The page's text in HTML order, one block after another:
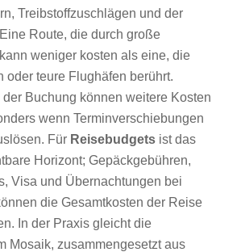
Treibstoffzuschlägen und der
Route, die durch große
weniger kosten als eine, die
oder teure Flughäfen berührt.
Buchung können weitere Kosten
wenn Terminverschiebungen
Für Reisebudgets ist das
Horizont; Gepäckgebühren,
Visa und Übernachtungen bei
die Gesamtkosten der Reise
In der Praxis gleicht die
Mosaik, zusammengesetzt aus